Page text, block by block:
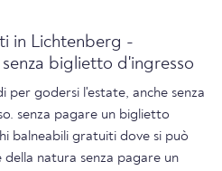
in Lichtenberg -
biglietto d'ingresso
godersi l'estate, anche senza
senza pagare un biglietto
balneabili gratuiti dove si può
natura senza pagare un